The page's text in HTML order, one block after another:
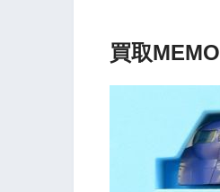
買取MEMO